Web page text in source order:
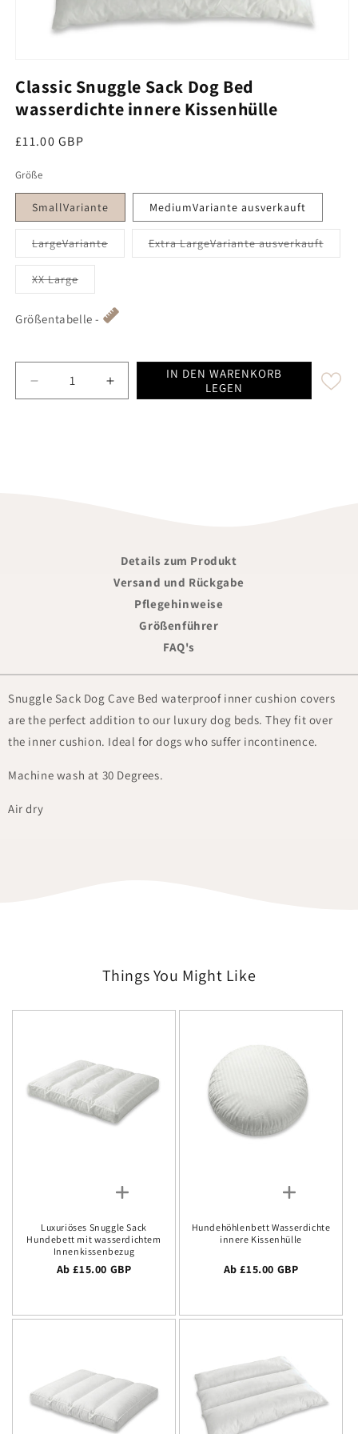
Classic Snuggle Sack Dog Bed
wasserdichte innere Kissenhülle
Regular price
£11.00 GBP
Größe
SmallVariante MediumVariante ausverkauft
LargeVarianteausverkauft oder nicht verfügbar
Extra LargeVariante ausverkauftoder
XX LargeVariant sold out or unavailable
Größentabelle -
Decrease quantity for Classic Snuggle Sack Dog
Increase quantity for Classic Snuggle
IN DEN WARENKORB
LEGEN
Details zum Produkt
Versand und Rückgabe
Pflegehinweise
Größenführer
FAQ's
Snuggle Sack Dog Cave Bed waterproof inner cushion covers
are the perfect addition to our luxury dog beds. They fit over
the inner cushion. Ideal for dogs who suffer incontinence.
Machine wash at 30 Degrees.
Air dry
Things You Might Like
Luxuriöses Snuggle Sack
Hundebett mit wasserdichtem
Innenkissenbezug
Regulärer Preis
Ab £15.00 GBP
Hundehöhlenbett Wasserdichte
innere Kissenhülle
Regulärer Preis
Ab £15.00 GBP